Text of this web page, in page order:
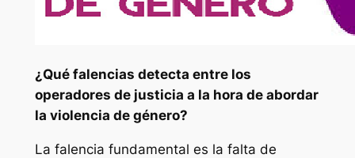
¿Qué falencias detecta entre los
operadores de justicia a la hora de abordar
la violencia de género?
La falencia fundamental es la falta de